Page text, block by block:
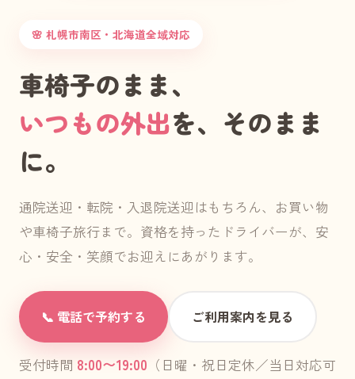
🌸 札幌市南区・北海道全域対応
車椅子のまま、
いつもの外出を、そのまま
に。
通院送迎・転院・入退院送迎はもちろん、お買い物
や車椅子旅行まで。資格を持ったドライバーが、安
心・安全・笑顔でお迎えにあがります。
📞 電話で予約する ご利用案内を見る
受付時間 8:00〜19:00 （日曜・祝日定休／当日対応可